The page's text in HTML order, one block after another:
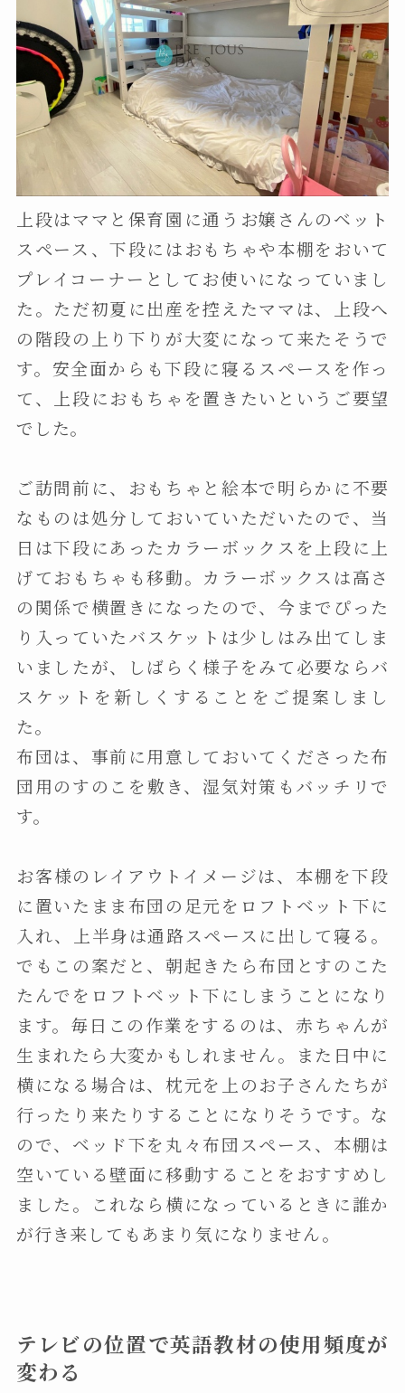
上段はママと保育園に通うお嬢さんのベット
スペース、下段にはおもちゃや本棚をおいて
プレイコーナーとしてお使いになっていまし
た。ただ初夏に出産を控えたママは、上段へ
の階段の上り下りが大変になって来たそうで
す。安全面からも下段に寝るスペースを作っ
て、上段におもちゃを置きたいというご要望
でした。
ご訪問前に、おもちゃと絵本で明らかに不要
なものは処分しておいていただいたので、当
日は下段にあったカラーボックスを上段に上
げておもちゃも移動。カラーボックスは高さ
の関係で横置きになったので、今までぴった
り入っていたバスケットは少しはみ出てしま
いましたが、しばらく様子をみて必要ならバ
スケットを新しくすることをご提案しまし
た。
布団は、事前に用意しておいてくださった布
団用のすのこを敷き、湿気対策もバッチリで
す。
お客様のレイアウトイメージは、本棚を下段
に置いたまま布団の足元をロフトベット下に
入れ、上半身は通路スペースに出して寝る。
でもこの案だと、朝起きたら布団とすのこた
たんでをロフトベット下にしまうことになり
ます。毎日この作業をするのは、赤ちゃんが
生まれたら大変かもしれません。また日中に
横になる場合は、枕元を上のお子さんたちが
行ったり来たりすることになりそうです。な
ので、ベッド下を丸々布団スペース、本棚は
空いている壁面に移動することをおすすめし
ました。これなら横になっているときに誰か
が行き来してもあまり気になりません。
テレビの位置で英語教材の使用頻度が
変わる